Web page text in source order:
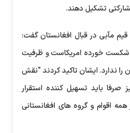
تشکیل دهند.
قیم مآبی در قبال افغانستان گفت:
شکست خورده امریکاست و ظرفیت
را ندارد. ایشان تاکید کردند "نقش
صرفا باید تسهیل کننده استقرار
اقوام و گروه های افغانستانی